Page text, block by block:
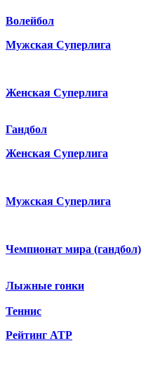
Волейбол
Мужская Суперлига
Женская Суперлига
Гандбол
Женская Суперлига
Мужская Суперлига
Чемпионат мира (гандбол)
Лыжные гонки
Теннис
Рейтинг ATP